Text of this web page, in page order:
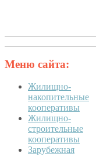
Меню сайта:
Жилищно-
накопительные
кооперативы
Жилищно-
строительные
кооперативы
Зарубежная